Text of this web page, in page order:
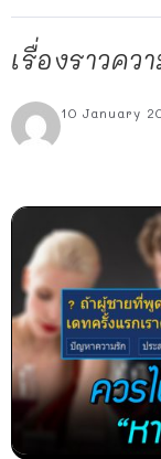
เรื่องราวค
10 January